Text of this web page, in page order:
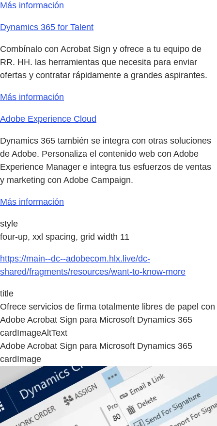
Más información
Dynamics 365 for Talent
Combínalo con Acrobat Sign y ofrece a tu equipo de
RR. HH. las herramientas que necesita para enviar
ofertas y contratar rápidamente a grandes aspirantes.
Más información
Adobe Experience Cloud
Dynamics 365 también se integra con otras soluciones
de Adobe. Personaliza el contenido web con Adobe
Experience Manager e integra tus esfuerzos de ventas
y marketing con Adobe Campaign.
Más información
style
four-up, xxl spacing, grid width 11
https://main--dc--adobecom.hlx.live/dc-
shared/fragments/resources/want-to-know-more
title
Ofrece servicios de firma totalmente libres de papel con
Adobe Acrobat Sign para Microsoft Dynamics 365
cardImageAltText
Adobe Acrobat Sign para Microsoft Dynamics 365
cardImage